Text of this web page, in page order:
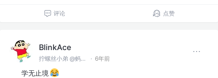
评论 点赞
BlinkAce
拧螺丝小弟 @蚂蚁集团 · 6年前
学无止境